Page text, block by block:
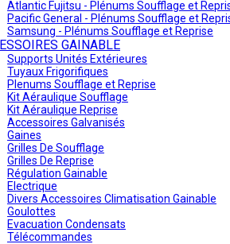
Atlantic Fujitsu - Plénums Soufflage et
Pacific General - Plénums Soufflage et
Samsung - Plénums Soufflage et Reprise
GAINABLE
Supports Unités Extérieures
Tuyaux Frigorifiques
Plenums Soufflage et Reprise
Kit Aéraulique Soufflage
Kit Aéraulique Reprise
Accessoires Galvanisés
Gaines
Grilles De Soufflage
Grilles De Reprise
Régulation Gainable
Electrique
Divers Accessoires Climatisation Gainable
Goulottes
Evacuation Condensats
Télécommandes